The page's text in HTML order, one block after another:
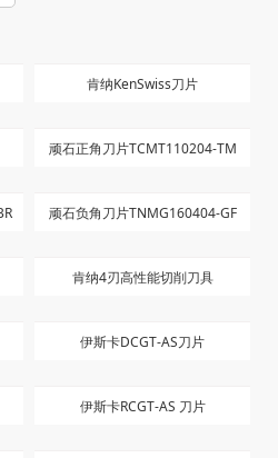
肯纳KenSwiss刀片
顽石正角刀片TCMT110204-TM
顽石负角刀片TNMG160404-GF
肯纳4刃高性能切削刀具
伊斯卡DCGT-AS刀片
伊斯卡RCGT-AS 刀片